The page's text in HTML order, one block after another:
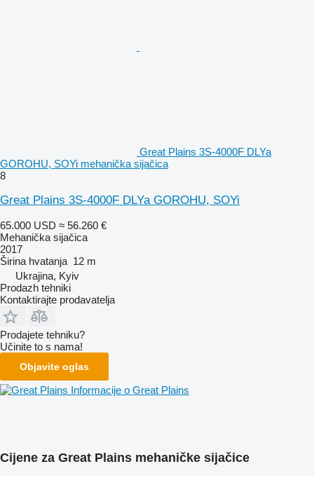
Great Plains 3S-4000F DLYa
GOROHU, SOYi mehanička sijačica
8
Great Plains 3S-4000F DLYa GOROHU, SOYi
65.000 USD ≈ 56.260 €
Mehanička sijačica
2017
Širina hvatanja 12 m
Ukrajina, Kyiv
Prodazh tehniki
Kontaktirajte prodavatelja
Prodajete tehniku?
Učinite to s nama!
Objavite oglas
Informacije o Great Plains
Cijene za Great Plains mehaničke sijačice